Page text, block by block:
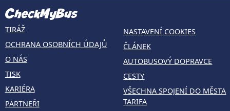
TIRÁŽ
OCHRANA OSOBNÍCH ÚDAJŮ
O NÁS
TISK
KARIÉRA
PARTNEŘI
NASTAVENÍ COOKIES
ČLÁNEK
AUTOBUSOVÝ DOPRAVCE
CESTY
VŠECHNA SPOJENÍ DO MĚSTA
TARIFA